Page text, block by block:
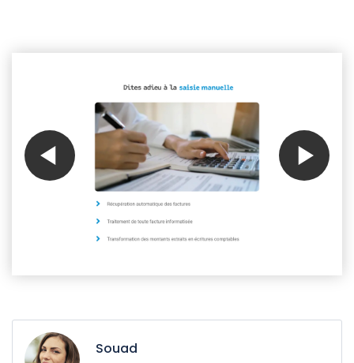
Souad